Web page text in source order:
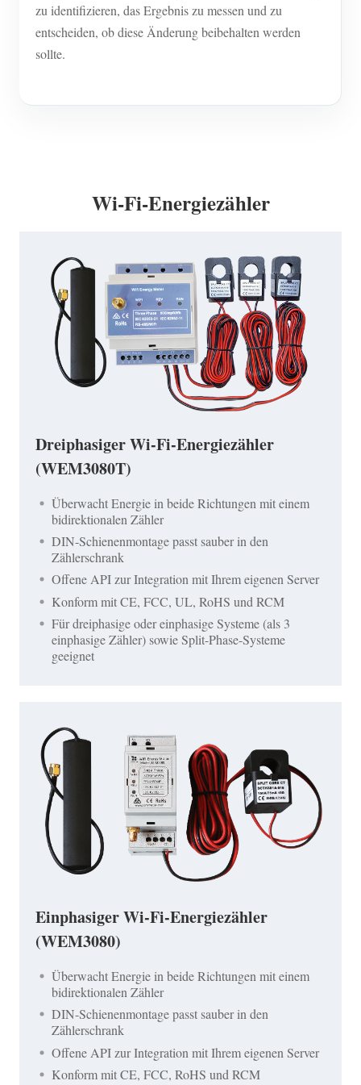
zu identifizieren, das Ergebnis zu messen und zu
entscheiden, ob diese Änderung beibehalten werden
sollte.
Wi-Fi-Energiezähler
Dreiphasiger Wi-Fi-Energiezähler
(WEM3080T)
Überwacht Energie in beide Richtungen mit einem
bidirektionalen Zähler
DIN-Schienenmontage passt sauber in den
Zählerschrank
Offene API zur Integration mit Ihrem eigenen Server
Konform mit CE, FCC, UL, RoHS und RCM
Für dreiphasige oder einphasige Systeme (als 3
einphasige Zähler) sowie Split-Phase-Systeme
geeignet
Einphasiger Wi-Fi-Energiezähler
(WEM3080)
Überwacht Energie in beide Richtungen mit einem
bidirektionalen Zähler
DIN-Schienenmontage passt sauber in den
Zählerschrank
Offene API zur Integration mit Ihrem eigenen Server
Konform mit CE, FCC, RoHS und RCM